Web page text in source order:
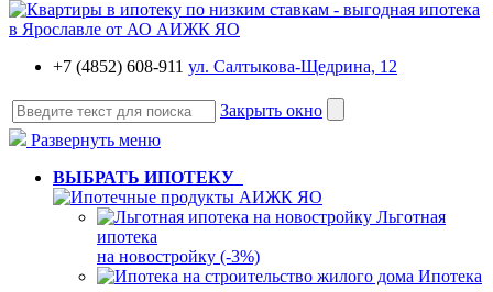
+7 (4852) 608-911 ул. Салтыкова-Щедрина, 12
Закрыть окно
Развернуть меню
ВЫБРАТЬ ИПОТЕКУ
Льготная
ипотека
на новостройку (-3%)
Ипотека